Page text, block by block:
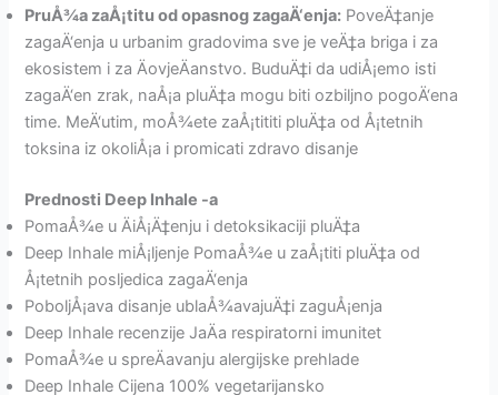
PruÅ¾a zaÅ¡titu od opasnog zagaÄ‘enja: PoveÄ‡anje
zagaÄ‘enja u urbanim gradovima sve je veÄ‡a briga i za
ekosistem i za ÄovjeÄanstvo. BuduÄ‡i da udiÅ¡emo isti
zagaÄ‘en zrak, naÅ¡a pluÄ‡a mogu biti ozbiljno pogoÄ‘ena
time. MeÄ‘utim, moÅ¾ete zaÅ¡tititi pluÄ‡a od Å¡tetnih
toksina iz okoliÅ¡a i promicati zdravo disanje
Prednosti Deep Inhale -a
PomaÅ¾e u ÄiÅ¡Ä‡enju i detoksikaciji pluÄ‡a
Deep Inhale miÅ¡ljenje PomaÅ¾e u zaÅ¡titi pluÄ‡a od
Å¡tetnih posljedica zagaÄ‘enja
PoboljÅ¡ava disanje ublaÅ¾avajuÄ‡i zaguÅ¡enja
Deep Inhale recenzije JaÄa respiratorni imunitet
PomaÅ¾e u spreÄavanju alergijske prehlade
Deep Inhale Cijena 100% vegetarijansko